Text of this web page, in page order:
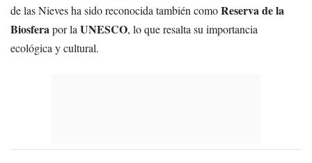
de las Nieves ha sido reconocida también comoReserva de la
Biosferapor la UNESCO, lo que resalta su importancia
ecológica y cultural.